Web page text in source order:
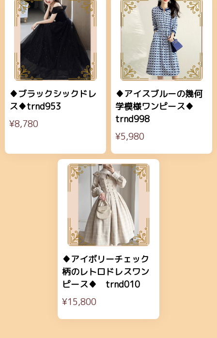
♦ブラックシックドレ
ス♦trnd953
¥8,780
♦アイスブルーの幾何
学模様ワンピース♦
trnd998
¥5,980
♦アイボリーチェック
柄のレトロドレスワン
ピース♦ trnd010
¥15,800